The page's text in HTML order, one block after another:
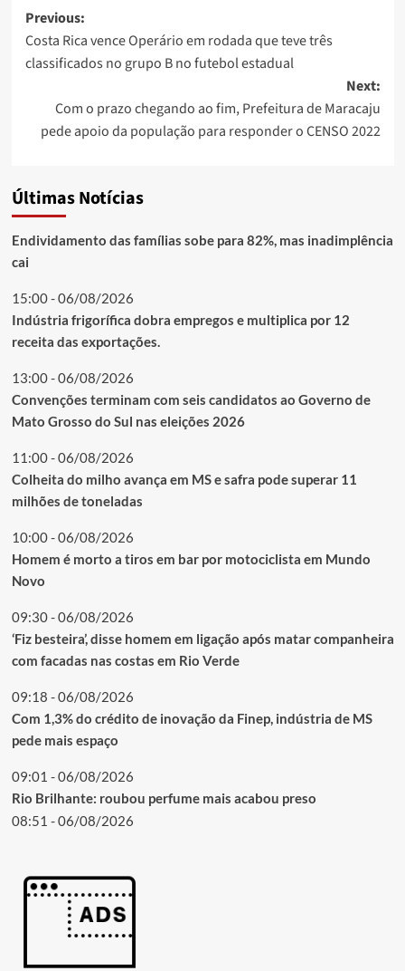
Post
navigation
Previous:
Costa Rica vence Operário em rodada que teve três
classificados no grupo B no futebol estadual
Next:
Com o prazo chegando ao fim, Prefeitura de Maracaju
pede apoio da população para responder o CENSO 2022
Últimas Notícias
Endividamento das famílias sobe para 82%, mas inadimplência
cai
15:00 - 06/08/2026
Indústria frigorífica dobra empregos e multiplica por 12
receita das exportações.
13:00 - 06/08/2026
Convenções terminam com seis candidatos ao Governo de
Mato Grosso do Sul nas eleições 2026
11:00 - 06/08/2026
Colheita do milho avança em MS e safra pode superar 11
milhões de toneladas
10:00 - 06/08/2026
Homem é morto a tiros em bar por motociclista em Mundo
Novo
09:30 - 06/08/2026
‘Fiz besteira’, disse homem em ligação após matar companheira
com facadas nas costas em Rio Verde
09:18 - 06/08/2026
Com 1,3% do crédito de inovação da Finep, indústria de MS
pede mais espaço
09:01 - 06/08/2026
Rio Brilhante: roubou perfume mais acabou preso
08:51 - 06/08/2026